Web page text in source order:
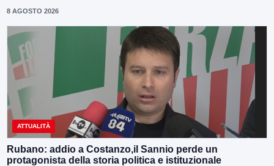
8 AGOSTO 2026
ATTUALITÀ
Rubano: addio a Costanzo,il Sannio perde un
protagonista della storia politica e istituzionale